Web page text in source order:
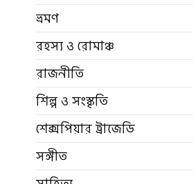
ভ্রমণ
রহস্য ও রোমাঞ্চ
রাজনীতি
শিল্প ও সংস্কৃতি
শেক্সপিয়ার ট্রাজেডি
সঙ্গীত